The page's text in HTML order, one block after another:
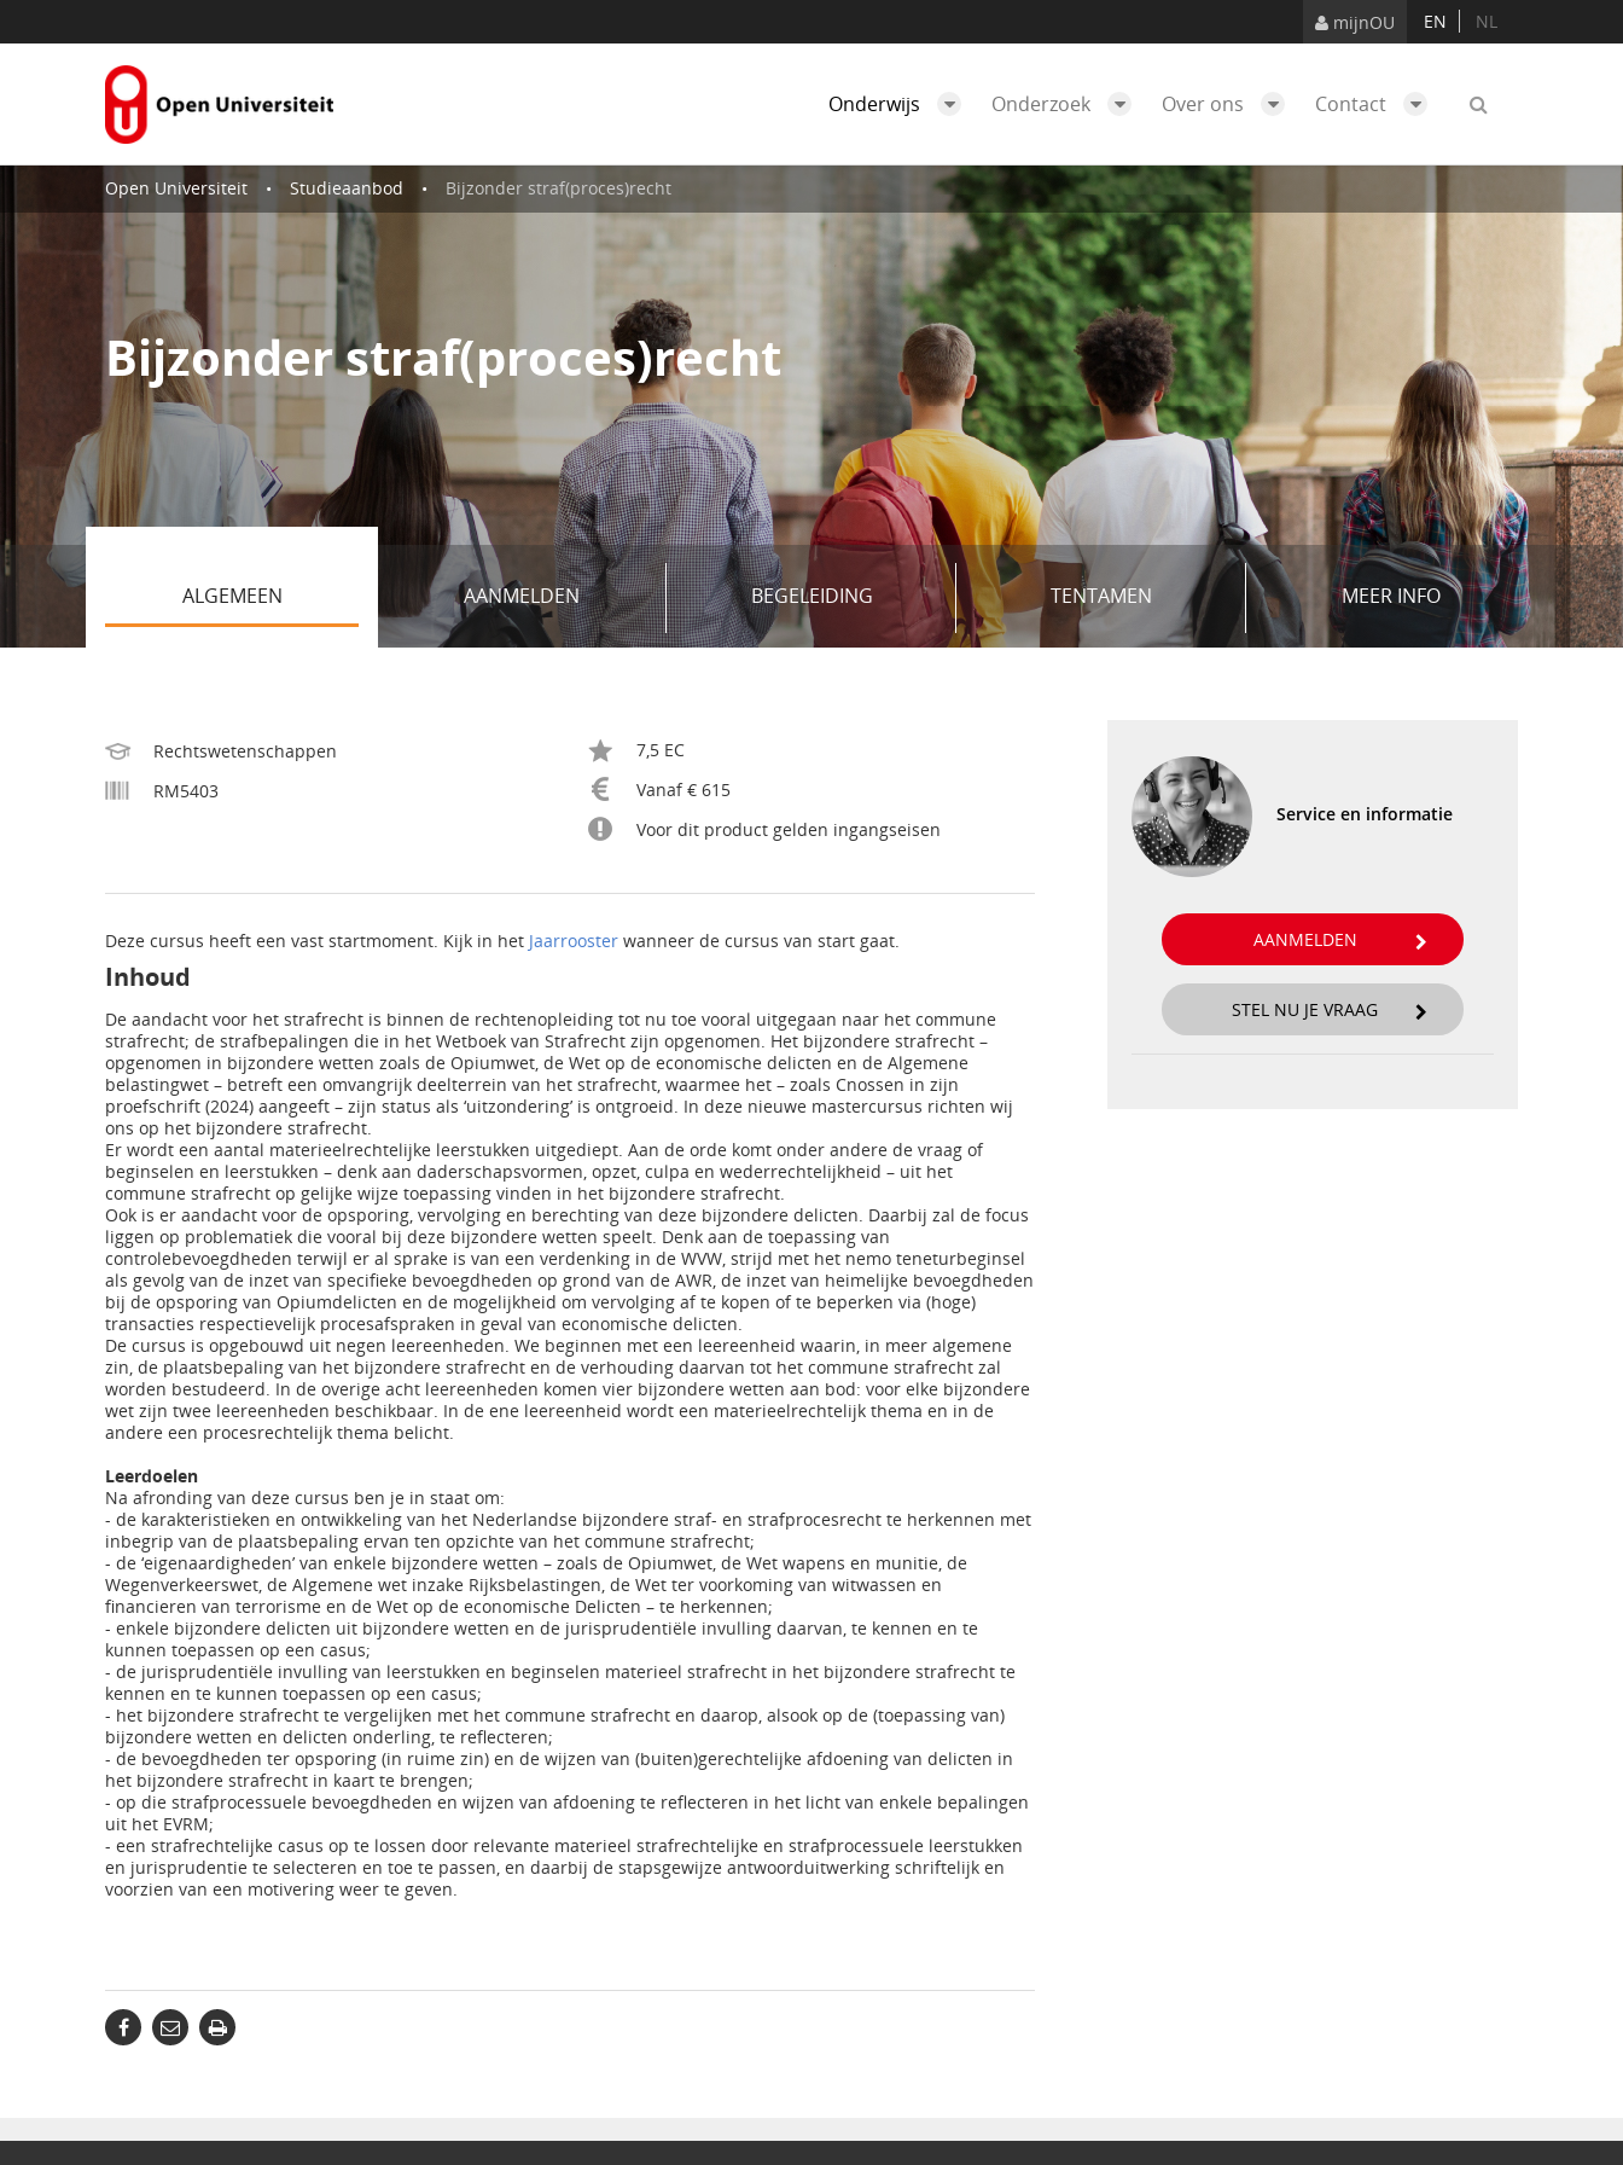
mijnOU EN NL
Onderwijs Onderzoek Over ons Contact
Open Universiteit Studieaanbod Bijzonder straf(proces)recht
Bijzonder straf(proces)recht
ALGEMEEN AANMELDEN BEGELEIDING TENTAMEN MEER INFO
Rechtswetenschappen
RM5403
7,5 EC
Vanaf € 615
Voor dit product gelden ingangseisen
Deze cursus heeft een vast startmoment. Kijk in het Jaarrooster wanneer de cursus van start gaat.
Inhoud
De aandacht voor het strafrecht is binnen de rechtenopleiding tot nu toe vooral uitgegaan naar het commune
strafrecht; de strafbepalingen die in het Wetboek van Strafrecht zijn opgenomen. Het bijzondere strafrecht –
opgenomen in bijzondere wetten zoals de Opiumwet, de Wet op de economische delicten en de Algemene
belastingwet – betreft een omvangrijk deelterrein van het strafrecht, waarmee het – zoals Cnossen in zijn
proefschrift (2024) aangeeft – zijn status als ‘uitzondering’ is ontgroeid. In deze nieuwe mastercursus richten wij
ons op het bijzondere strafrecht.
Er wordt een aantal materieelrechtelijke leerstukken uitgediept. Aan de orde komt onder andere de vraag of
beginselen en leerstukken – denk aan daderschapsvormen, opzet, culpa en wederrechtelijkheid – uit het
commune strafrecht op gelijke wijze toepassing vinden in het bijzondere strafrecht.
Ook is er aandacht voor de opsporing, vervolging en berechting van deze bijzondere delicten. Daarbij zal de focus
liggen op problematiek die vooral bij deze bijzondere wetten speelt. Denk aan de toepassing van
controlebevoegdheden terwijl er al sprake is van een verdenking in de WVW, strijd met het nemo teneturbeginsel
als gevolg van de inzet van specifieke bevoegdheden op grond van de AWR, de inzet van heimelijke bevoegdheden
bij de opsporing van Opiumdelicten en de mogelijkheid om vervolging af te kopen of te beperken via (hoge)
transacties respectievelijk procesafspraken in geval van economische delicten.
De cursus is opgebouwd uit negen leereenheden. We beginnen met een leereenheid waarin, in meer algemene
zin, de plaatsbepaling van het bijzondere strafrecht en de verhouding daarvan tot het commune strafrecht zal
worden bestudeerd. In de overige acht leereenheden komen vier bijzondere wetten aan bod: voor elke bijzondere
wet zijn twee leereenheden beschikbaar. In de ene leereenheid wordt een materieelrechtelijk thema en in de
andere een procesrechtelijk thema belicht.
Leerdoelen
Na afronding van deze cursus ben je in staat om:
- de karakteristieken en ontwikkeling van het Nederlandse bijzondere straf- en strafprocesrecht te herkennen met
inbegrip van de plaatsbepaling ervan ten opzichte van het commune strafrecht;
- de ‘eigenaardigheden’ van enkele bijzondere wetten – zoals de Opiumwet, de Wet wapens en munitie, de
Wegenverkeerswet, de Algemene wet inzake Rijksbelastingen, de Wet ter voorkoming van witwassen en
financieren van terrorisme en de Wet op de economische Delicten – te herkennen;
- enkele bijzondere delicten uit bijzondere wetten en de jurisprudentiële invulling daarvan, te kennen en te
kunnen toepassen op een casus;
- de jurisprudentiële invulling van leerstukken en beginselen materieel strafrecht in het bijzondere strafrecht te
kennen en te kunnen toepassen op een casus;
- het bijzondere strafrecht te vergelijken met het commune strafrecht en daarop, alsook op de (toepassing van)
bijzondere wetten en delicten onderling, te reflecteren;
- de bevoegdheden ter opsporing (in ruime zin) en de wijzen van (buiten)gerechtelijke afdoening van delicten in
het bijzondere strafrecht in kaart te brengen;
- op die strafprocessuele bevoegdheden en wijzen van afdoening te reflecteren in het licht van enkele bepalingen
uit het EVRM;
- een strafrechtelijke casus op te lossen door relevante materieel strafrechtelijke en strafprocessuele leerstukken
en jurisprudentie te selecteren en toe te passen, en daarbij de stapsgewijze antwoorduitwerking schriftelijk en
voorzien van een motivering weer te geven.
Service en informatie
AANMELDEN
STEL NU JE VRAAG